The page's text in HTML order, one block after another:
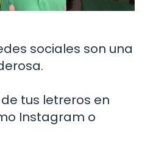
sociales son una
tus letreros en
Instagram o